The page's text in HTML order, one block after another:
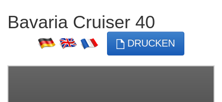
Bavaria Cruiser 40
DRUCKEN